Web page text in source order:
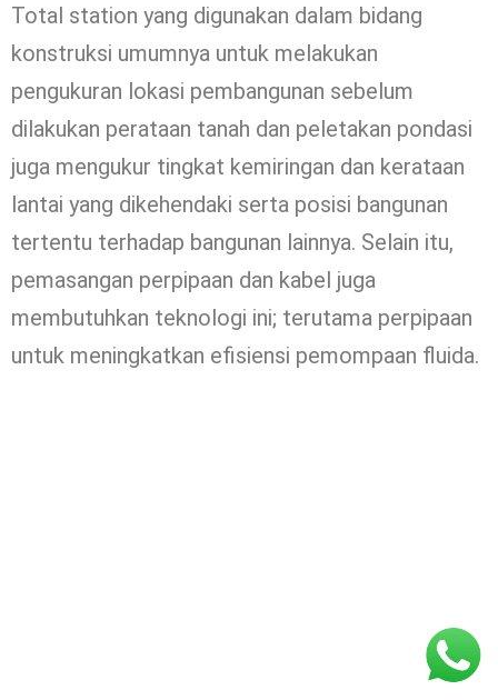
Total station yang digunakan dalam bidang
konstruksi umumnya untuk melakukan
pengukuran lokasi pembangunan sebelum
dilakukan perataan tanah dan peletakan pondasi
juga mengukur tingkat kemiringan dan kerataan
lantai yang dikehendaki serta posisi bangunan
tertentu terhadap bangunan lainnya. Selain itu,
pemasangan perpipaan dan kabel juga
membutuhkan teknologi ini; terutama perpipaan
untuk meningkatkan efisiensi pemompaan fluida.